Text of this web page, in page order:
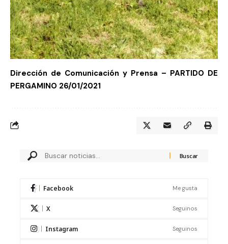
Dirección de Comunicación y Prensa – PARTIDO DE
PERGAMINO 26/01/2021
Facebook Me gusta
X Seguinos
Instagram Seguinos